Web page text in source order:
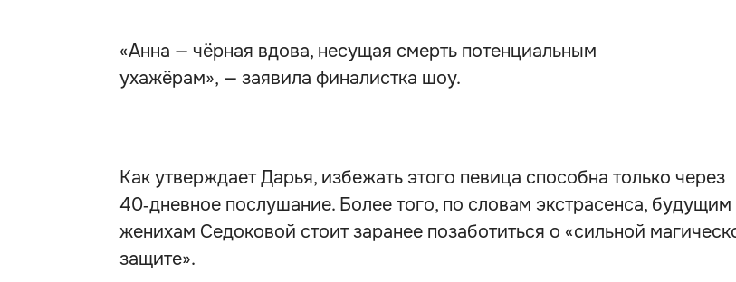
«Анна — чёрная вдова, несущая смерть потенциальным
ухажёрам», — заявила финалистка шоу.
Как утверждает Дарья, избежать этого певица способна только через
40‑дневное послушание. Более того, по словам экстрасенса, будущим
женихам Седоковой стоит заранее позаботиться о «сильной
защите».